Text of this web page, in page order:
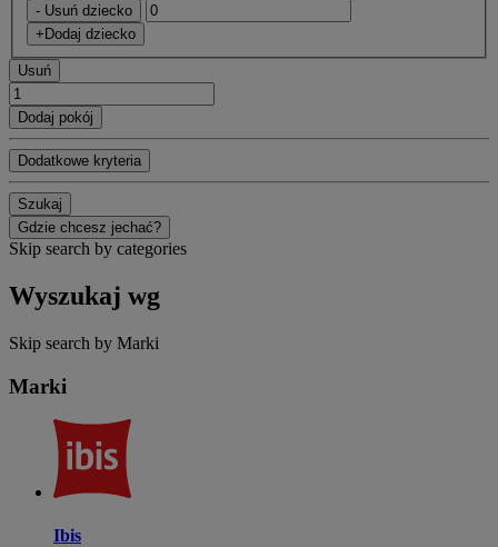
- Usuń dziecko
+Dodaj dziecko
Usuń
Dodaj pokój
Dodatkowe kryteria
Szukaj
Gdzie chcesz jechać?
Skip search by categories
Wyszukaj wg
Skip search by Marki
Marki
Ibis